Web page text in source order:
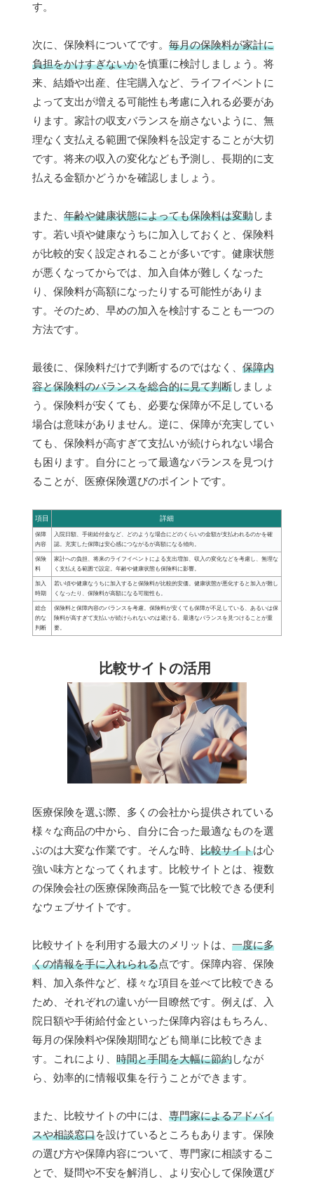
す。
次に、保険料についてです。 毎月の保険料が家計に
負担をかけすぎないかを慎重に検討しましょう。将
来、結婚や出産、住宅購入など、ライフイベントに
よって支出が増える可能性も考慮に入れる必要があ
ります。家計の収支バランスを崩さないように、無
理なく支払える範囲で保険料を設定することが大切
です。将来の収入の変化なども予測し、長期的に支
払える金額かどうかを確認しましょう。
また、 年齢や健康状態によっても保険料は変動しま
す。若い頃や健康なうちに加入しておくと、保険料
が比較的安く設定されることが多いです。健康状態
が悪くなってからでは、加入自体が難しくなった
り、保険料が高額になったりする可能性がありま
す。そのため、早めの加入を検討することも一つの
方法です。
最後に、保険料だけで判断するのではなく、 保障内
容と保険料のバランスを総合的に見て判断しましょ
う。保険料が安くても、必要な保障が不足している
場合は意味がありません。逆に、保障が充実してい
ても、保険料が高すぎて支払いが続けられない場合
も困ります。自分にとって最適なバランスを見つけ
ることが、医療保険選びのポイントです。
項目 詳細
保障
内容
入院日額、手術給付金など、どのような場合にどのくらいの金額が支払われるのかを確
認。充実した保障は安心感につながるが高額になる傾向。
保険
料
家計への負担、将来のライフイベントによる支出増加、収入の変化などを考慮し、無理な
く支払える範囲で設定。年齢や健康状態も保険料に影響。
加入
時期
若い頃や健康なうちに加入すると保険料が比較的安価。健康状態が悪化すると加入が難し
くなったり、保険料が高額になる可能性も。
総合
的な
判断
保険料と保障内容のバランスを考慮。保険料が安くても保障が不足している、あるいは保
険料が高すぎて支払いが続けられないのは避ける。最適なバランスを見つけることが重
要。
比較サイトの活用
医療保険を選ぶ際、多くの会社から提供されている
様々な商品の中から、自分に合った最適なものを選
ぶのは大変な作業です。そんな時、 比較サイトは心
強い味方となってくれます。比較サイトとは、複数
の保険会社の医療保険商品を一覧で比較できる便利
なウェブサイトです。
比較サイトを利用する最大のメリットは、 一度に多
くの情報を手に入れられる点です。保障内容、保険
料、加入条件など、様々な項目を並べて比較できる
ため、それぞれの違いが一目瞭然です。例えば、入
院日額や手術給付金といった保障内容はもちろん、
毎月の保険料や保険期間なども簡単に比較できま
す。これにより、 時間と手間を大幅に節約しなが
ら、効率的に情報収集を行うことができます。
また、比較サイトの中には、 専門家によるアドバイ
スや相談窓口を設けているところもあります。保険
の選び方や保障内容について、専門家に相談するこ
とで、疑問や不安を解消し、より安心して保険選び